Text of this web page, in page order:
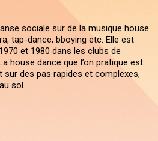
sociale sur de la musique house
tap-dance, bboying etc. Elle est
et 1980 dans les clubs de
house dance que l’on pratique est
sur des pas rapides et complexes,
sol.